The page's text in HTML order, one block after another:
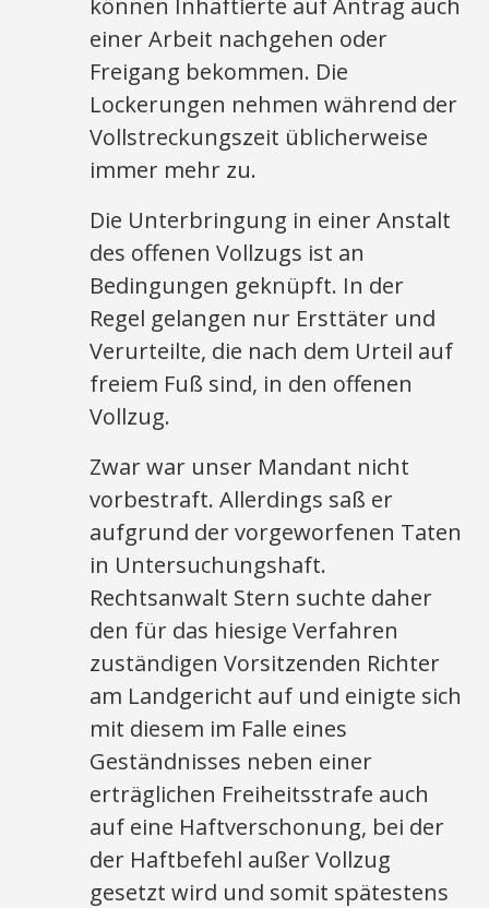
können Inhaftierte auf Antrag auch
einer Arbeit nachgehen oder
Freigang bekommen. Die
Lockerungen nehmen während der
Vollstreckungszeit üblicherweise
immer mehr zu.
Die Unterbringung in einer Anstalt
des offenen Vollzugs ist an
Bedingungen geknüpft. In der
Regel gelangen nur Ersttäter und
Verurteilte, die nach dem Urteil auf
freiem Fuß sind, in den offenen
Vollzug.
Zwar war unser Mandant nicht
vorbestraft. Allerdings saß er
aufgrund der vorgeworfenen Taten
in Untersuchungshaft.
Rechtsanwalt Stern suchte daher
den für das hiesige Verfahren
zuständigen Vorsitzenden Richter
am Landgericht auf und einigte sich
mit diesem im Falle eines
Geständnisses neben einer
erträglichen Freiheitsstrafe auch
auf eine Haftverschonung, bei der
der Haftbefehl außer Vollzug
gesetzt wird und somit spätestens